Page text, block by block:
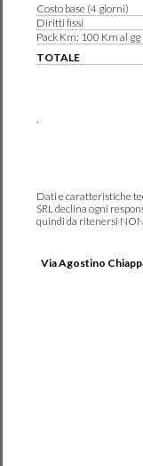
Costo base (4 giorni)
Diritti fissi
Pack Km: 100 Km al
TOTALE
.
Dati e caratteristiche
SRL declina ogni
quindi da ritenersi
Via Agostino